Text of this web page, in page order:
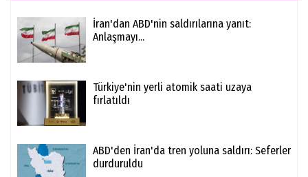
İran'dan ABD'nin saldırılarına yanıt:
Anlaşmayı...
Türkiye'nin yerli atomik saati uzaya
fırlatıldı
ABD'den İran'da tren yoluna saldırı: Seferler
durduruldu